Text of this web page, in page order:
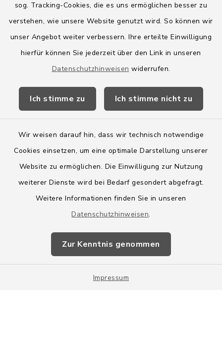
sog. Tracking-Cookies, die es uns ermöglichen besser zu
verstehen, wie unsere Website genutzt wird. So können wir
unser Angebot weiter verbessern. Ihre erteilte Einwilligung
hierfür können Sie jederzeit über den Link in unseren
Datenschutzhinweisen widerrufen.
Ich stimme zu Ich stimme nicht zu
Wir weisen darauf hin, dass wir technisch notwendige
Cookies einsetzen, um eine optimale Darstellung unserer
Website zu ermöglichen. Die Einwilligung zur Nutzung
weiterer Dienste wird bei Bedarf gesondert abgefragt.
Weitere Informationen finden Sie in unseren
Datenschutzhinweisen.
Zur Kenntnis genommen
Impressum
Quicklinks
Amt Boostedt-Rickling
Amtsbroschüre
Wege-Zweckverband
Barrierefreiheit
Impressum
Sitemap